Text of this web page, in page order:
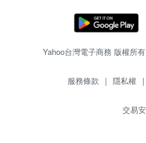
Yahoo台灣電子商務 版權所
服務條款 | 隱私權 |
交易